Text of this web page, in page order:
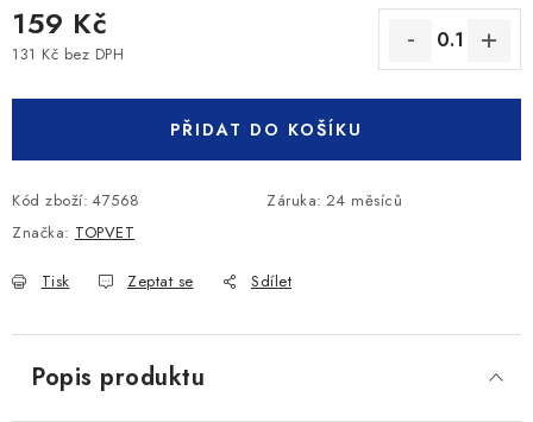
159 Kč
131 Kč bez DPH
PŘIDAT DO KOŠÍKU
Kód zboží: 47568 Záruka: 24 měsíců
Značka: TOPVET
Tisk Zeptat se Sdílet
Popis produktu